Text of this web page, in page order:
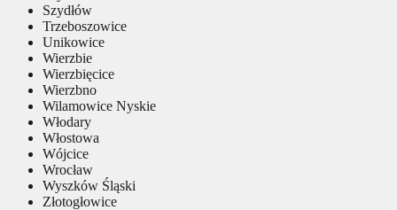
Szydłów
Trzeboszowice
Unikowice
Wierzbie
Wierzbięcice
Wierzbno
Wilamowice Nyskie
Włodary
Włostowa
Wójcice
Wrocław
Wyszków Śląski
Złotogłowice